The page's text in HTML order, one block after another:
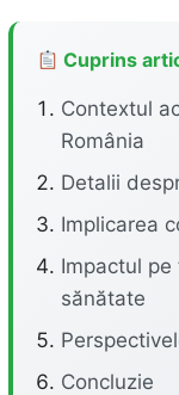
Cuprins
Contextul
România
Detalii
Implicarea
Impactul
sănătate
Concluzie